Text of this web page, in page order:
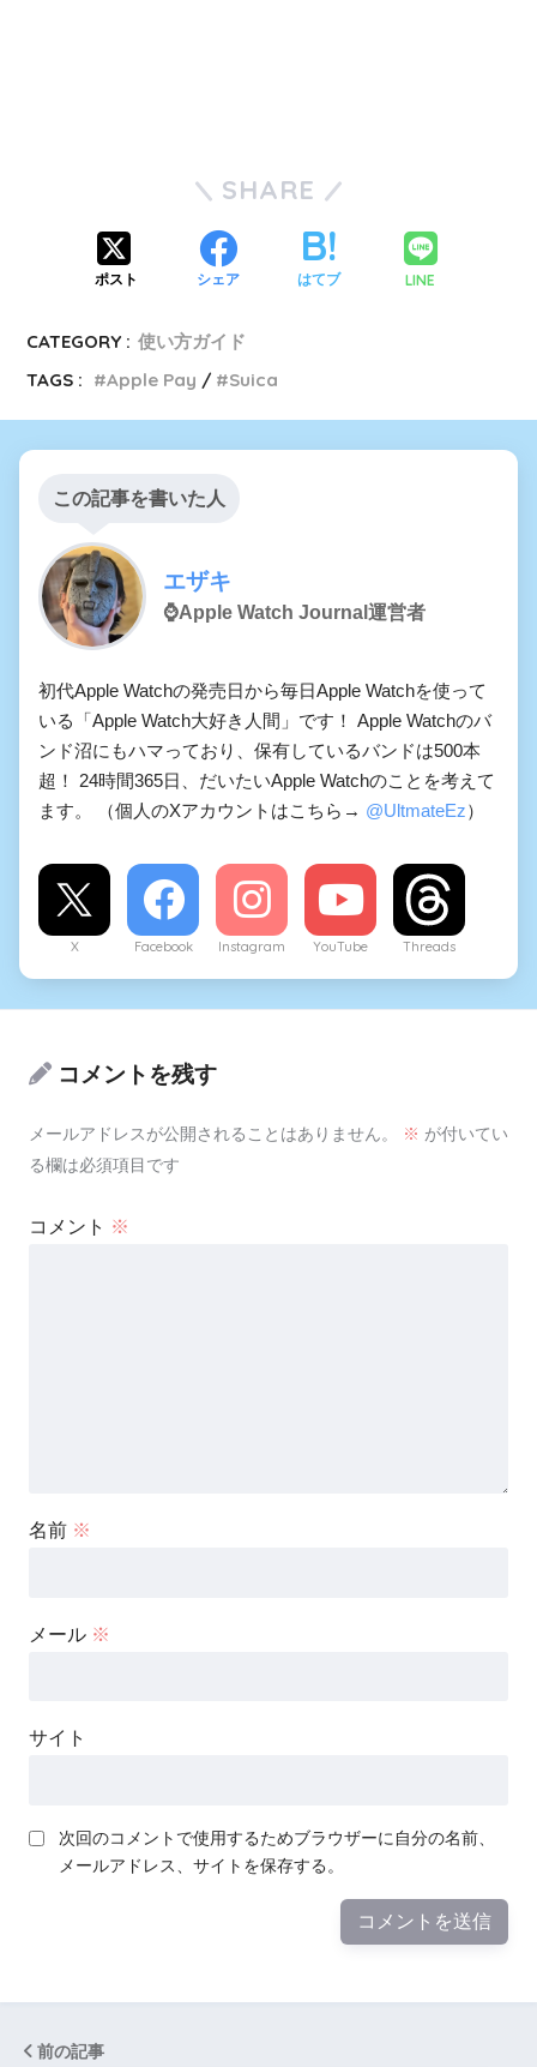
SHARE
ポスト シェア はてブ LINE
CATEGORY : 使い方ガイド
TAGS :
Apple Pay Suica
この記事を書いた人
エザキ
⌚️Apple Watch Journal運営者
初代Apple Watchの発売日から毎日Apple Watchを使って
いる「Apple Watch大好き人間」です！ Apple Watchのバ
ンド沼にもハマっており、保有しているバンドは500本
超！ 24時間365日、だいたいApple Watchのことを考えて
ます。 （個人のXアカウントはこちら→ @UltmateEz）
X Facebook Instagram YouTube Threads
コメントを残す
メールアドレスが公開されることはありません。 ※ が付いてい
る欄は必須項目です
コメント ※
名前 ※
メール ※
サイト
次回のコメントで使用するためブラウザーに自分の名前、
メールアドレス、サイトを保存する。
前の記事